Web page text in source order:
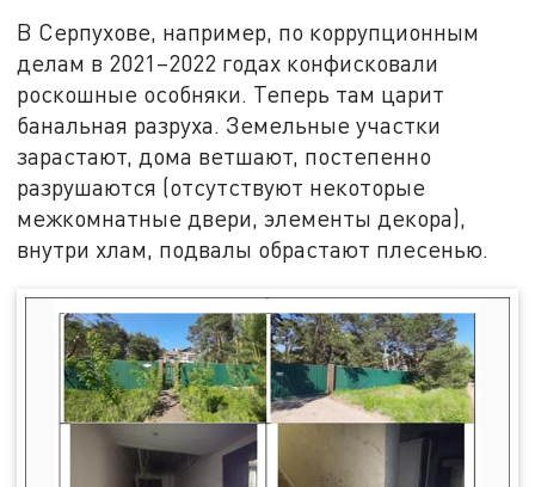
В Серпухове, например, по коррупционным
делам в 2021–2022 годах конфисковали
роскошные особняки. Теперь там царит
банальная разруха. Земельные участки
зарастают, дома ветшают, постепенно
разрушаются (отсутствуют некоторые
межкомнатные двери, элементы декора),
внутри хлам, подвалы обрастают плесенью.